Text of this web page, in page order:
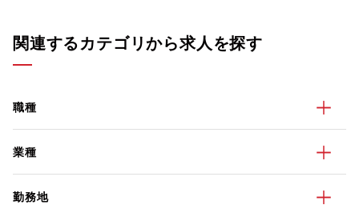
関連するカテゴリから求人を探す
職種
業種
勤務地